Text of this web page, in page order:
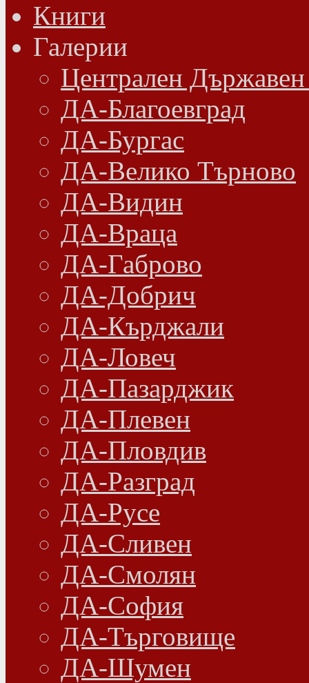
Книги
Галерии
Централен
ДА-Благоевград
ДА-Бургас
ДА-Велико Търново
ДА-Видин
ДА-Враца
ДА-Габрово
ДА-Добрич
ДА-Кърджали
ДА-Ловеч
ДА-Пазарджик
ДА-Плевен
ДА-Пловдив
ДА-Разград
ДА-Русе
ДА-Сливен
ДА-Смолян
ДА-София
ДА-Търговище
ДА-Шумен